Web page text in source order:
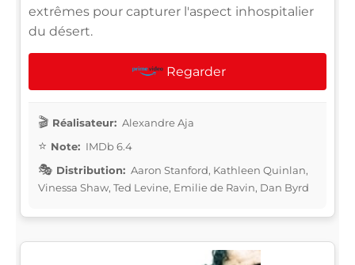
extrêmes pour capturer l'aspect inhospitalier
du désert.
Regarder
Réalisateur: Alexandre Aja
Note: IMDb 6.4
Distribution: Aaron Stanford, Kathleen Quinlan,
Vinessa Shaw, Ted Levine, Emilie de Ravin, Dan Byrd